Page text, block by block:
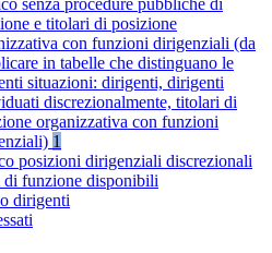
senza procedure pubbliche di
e titolari di posizione
con funzioni dirigenziali (da
in tabelle che distinguano le
situazioni: dirigenti, dirigenti
discrezionalmente, titolari di
organizzativa con funzioni
1
posizioni dirigenziali discrezionali
di funzione disponibili
dirigenti